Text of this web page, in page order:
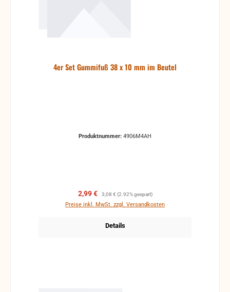
4er Set Gummifuß 38 x 10 mm im Beutel
Produktnummer: 4906M4AH
Verkaufspreis:
2,99 € Regulärer Preis:
3,08 € (2.92% gespart)
Preise inkl. MwSt. zzgl. Versandkosten
Details